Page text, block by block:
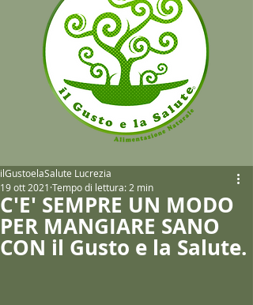
C'E' SEMPRE UN MODO
PER MANGIARE SANO
CON il Gusto e la Salute.
ilGustoelaSalute Lucrezia
19 ott 2021 Tempo di lettura: 2 min